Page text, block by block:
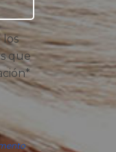
los
que